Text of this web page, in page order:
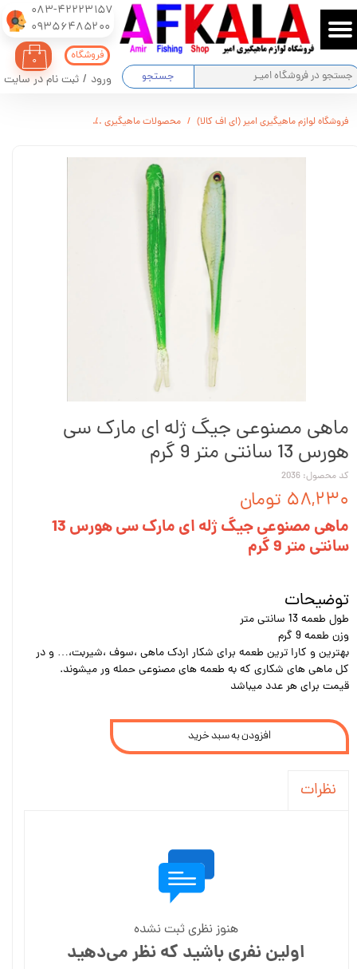
083-42223157
​​​​​​​09356485200
جستجو
۰
ورود / ثبت نام در سایت
حساب کاربری من
تغییر گذر واژه
فروشگاه
فروشگاه لوازم ماهیگیری امیر (ای اف کالا) محصولات ماهیگیری
ماهی مصنوعی جیگ ژله ای مارک سی
هورس 13 سانتی متر 9 گرم
کد محصول: 2036
۵۸,۲۳۰ تومان
ماهی مصنوعی جیگ ژله ای مارک سی هورس 13
سانتی متر 9 گرم
توضیحات
طول طعمه 13 سانتی متر
وزن طعمه 9 گرم
بهترین و کارا ترین طعمه برای شکار اردک ماهی ،سوف ،شیربت،… و در
کل ماهی های شکاری که به طعمه های مصنوعی حمله ور میشوند.
قیمت برای هر عدد میباشد
افزودن به سبد خرید
نظرات
هنوز نظری ثبت نشده
اولین نفری باشید که نظر می‌دهید